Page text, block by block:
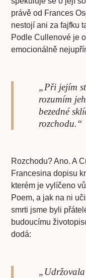
právě od Frances
nestojí ani za fajfku
Podle Cullenové je
emocionálně
„Při jejím
rozumím
bezedné
rozchodu.“
Rozchodu? Ano. A
Francesina dopisu
kterém je vylíčeno
Poem, a jak na ni
smrti jsme byli
budoucímu
dodá:
„Udržovala